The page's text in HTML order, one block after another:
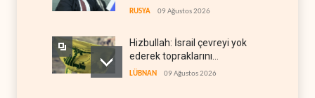
RUSYA 09 Ağustos 2026
Hizbullah: İsrail çevreyi yok
ederek topraklarını
genişletiyor
LÜBNAN 09 Ağustos 2026